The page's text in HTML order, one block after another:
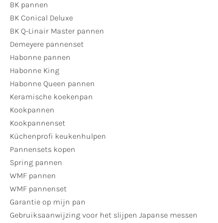
BK pannen
BK Conical Deluxe
BK Q-Linair Master pannen
Demeyere pannenset
Habonne pannen
Habonne King
Habonne Queen pannen
Keramische koekenpan
Kookpannen
Kookpannenset
Küchenprofi keukenhulpen
Pannensets kopen
Spring pannen
WMF pannen
WMF pannenset
Garantie op mijn pan
Gebruiksaanwijzing voor het slijpen Japanse messen